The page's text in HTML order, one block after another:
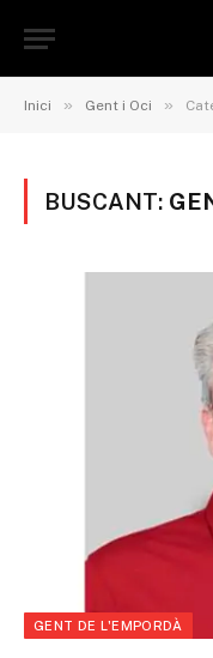
Inici » Gent i Oci »
BUSCANT:
GENT DE L'EMPORDÀ